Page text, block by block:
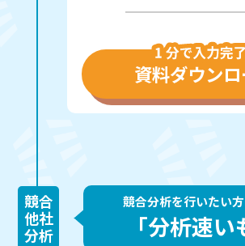
資料ダウン
競合
他社
分析
競合分析を行いたい
「分析速い